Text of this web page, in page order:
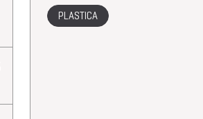
PLASTICA